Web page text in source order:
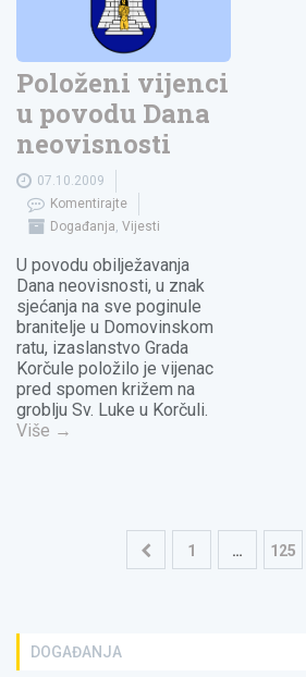
Položeni vijenci
u povodu Dana
neovisnosti
07.10.2009
Komentirajte
Događanja Vijesti
U povodu obilježavanja
Dana neovisnosti, u znak
sjećanja na sve poginule
branitelje u Domovinskom
ratu, izaslanstvo Grada
Korčule položilo je vijenac
pred spomen križem na
groblju Sv. Luke u Korčuli.
Više →
Navigacija
1 … 125
DOGAĐANJA